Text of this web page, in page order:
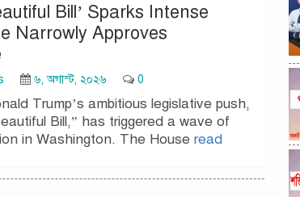
Bill’ Sparks Intense
Narrowly Approves
৬, অগাস্ট, ২০২৬ 0
Trump’s ambitious legislative push,
Bill,” has triggered a wave of
in Washington. The House read